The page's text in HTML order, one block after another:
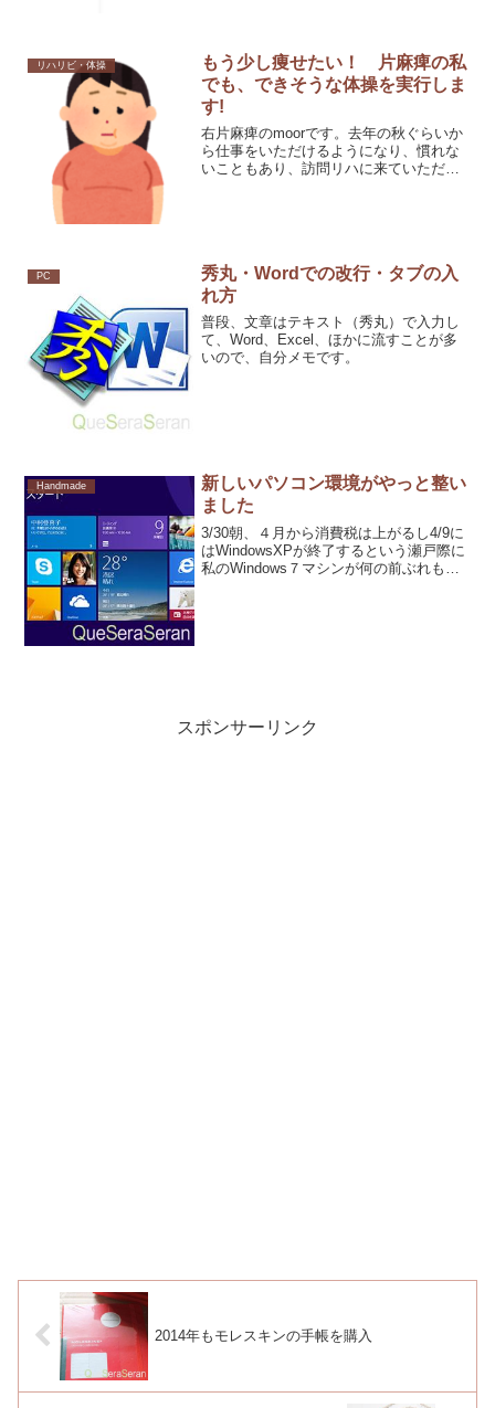
リハリビ・体操
もう少し痩せたい！ 片麻痺の私
でも、できそうな体操を実行しま
す!
右片麻痺のmoorです。去年の秋ぐらいか
ら仕事をいただけるようになり、慣れな
いこともあり、訪問リハに来ていただく
PC
秀丸・Wordでの改行・タブの入
れ方
普段、文章はテキスト（秀丸）で入力し
て、Word、Excel、ほかに流すことが多
いので、自分メモです。
Handmade
新しいパソコン環境がやっと整い
ました
3/30朝、４月から消費税は上がるし4/9に
はWindowsXPが終了するという瀬戸際に
私のWindows７マシンが何の前ぶれもな
スポンサーリンク
2014年もモレスキンの手帳を購入